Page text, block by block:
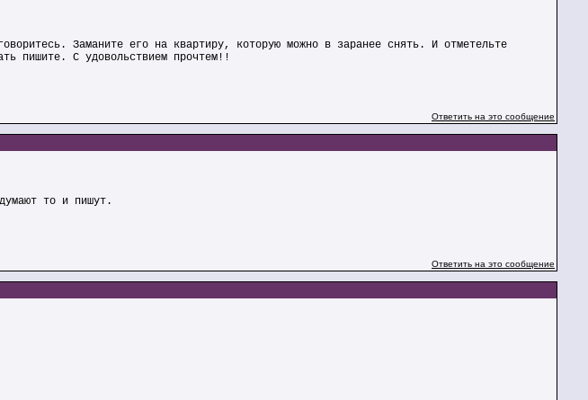
Заманите его на квартиру, которую можно в заранее снять. И отметельте
пишите. С удовольствием прочтем!!
Ответить на это сообщение
то и пишут.
Ответить на это сообщение